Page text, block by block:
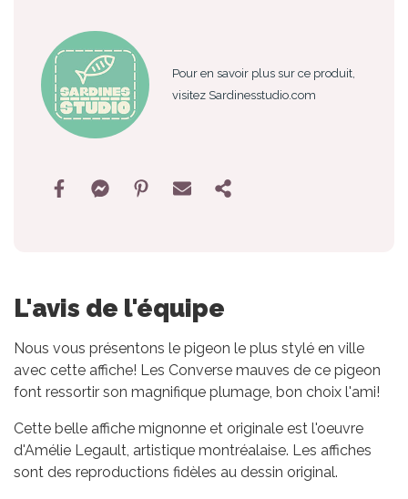
Pour en savoir plus sur ce produit,
visitez Sardinesstudio.com
L'avis de l'équipe
Nous vous présentons le pigeon le plus stylé en ville
avec cette affiche! Les Converse mauves de ce pigeon
font ressortir son magnifique plumage, bon choix l'ami!
Cette belle affiche mignonne et originale est l'oeuvre
d'Amélie Legault, artistique montréalaise. Les affiches
sont des reproductions fidèles au dessin original.